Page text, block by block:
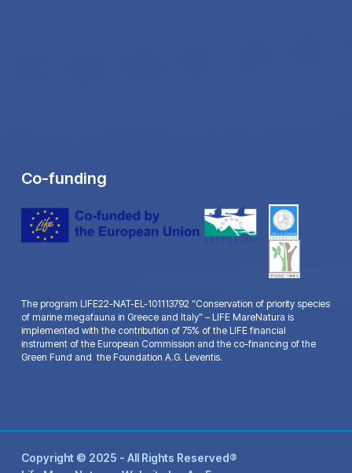
Co-funding
The program LIFE22-NAT-EL-101113792 “Conservation of priority species
of marine megafauna in Greece and Italy” – LIFE MareNatura is
implemented with the contribution of 75% of the LIFE financial
instrument of the European Commission and the co-financing of the
Green Fund and the Foundation A.G. Leventis.
Copyright © 2025 - All Rights Reserved®